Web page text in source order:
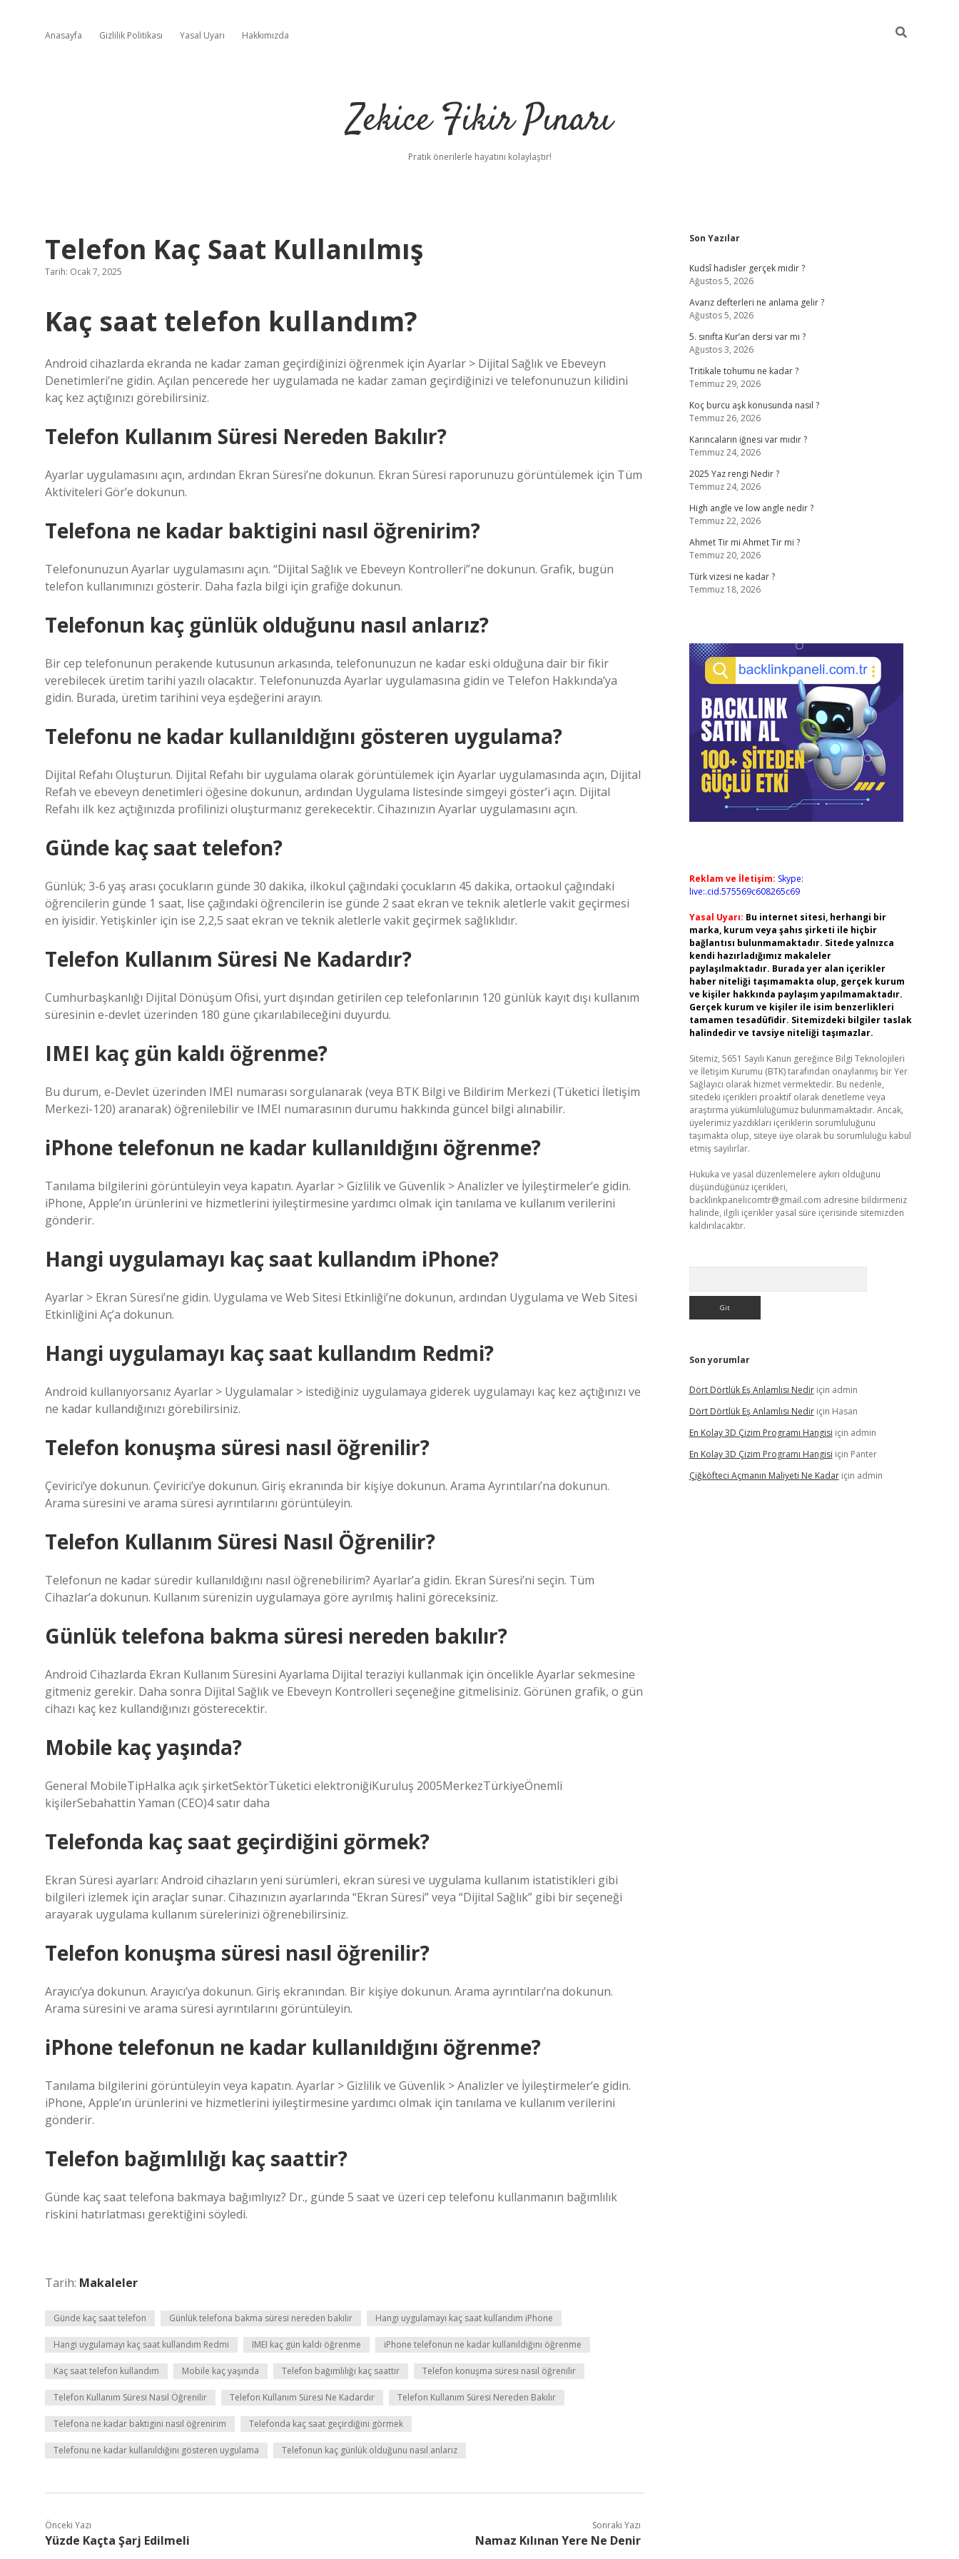
Anasayfa Gizlilik Politikası Yasal Uyarı Hakkımızda
Zekice Fikir Pınarı
Pratik önerilerle hayatını kolaylaştır!
Telefon Kaç Saat Kullanılmış
Tarih: Ocak 7, 2025
Kaç saat telefon kullandım?
Android cihazlarda ekranda ne kadar zaman geçirdiğinizi öğrenmek için Ayarlar > Dijital Sağlık ve Ebeveyn
Denetimleri’ne gidin. Açılan pencerede her uygulamada ne kadar zaman geçirdiğinizi ve telefonunuzun kilidini
kaç kez açtığınızı görebilirsiniz.
Telefon Kullanım Süresi Nereden Bakılır?
Ayarlar uygulamasını açın, ardından Ekran Süresi’ne dokunun. Ekran Süresi raporunuzu görüntülemek için Tüm
Aktiviteleri Gör’e dokunun.
Telefona ne kadar baktigini nasıl öğrenirim?
Telefonunuzun Ayarlar uygulamasını açın. “Dijital Sağlık ve Ebeveyn Kontrolleri”ne dokunun. Grafik, bugün
telefon kullanımınızı gösterir. Daha fazla bilgi için grafiğe dokunun.
Telefonun kaç günlük olduğunu nasıl anlarız?
Bir cep telefonunun perakende kutusunun arkasında, telefonunuzun ne kadar eski olduğuna dair bir fikir
verebilecek üretim tarihi yazılı olacaktır. Telefonunuzda Ayarlar uygulamasına gidin ve Telefon Hakkında’ya
gidin. Burada, üretim tarihini veya eşdeğerini arayın.
Telefonu ne kadar kullanıldığını gösteren uygulama?
Dijital Refahı Oluşturun. Dijital Refahı bir uygulama olarak görüntülemek için Ayarlar uygulamasında açın, Dijital
Refah ve ebeveyn denetimleri öğesine dokunun, ardından Uygulama listesinde simgeyi göster’i açın. Dijital
Refahı ilk kez açtığınızda profilinizi oluşturmanız gerekecektir. Cihazınızın Ayarlar uygulamasını açın.
Günde kaç saat telefon?
Günlük; 3-6 yaş arası çocukların günde 30 dakika, ilkokul çağındaki çocukların 45 dakika, ortaokul çağındaki
öğrencilerin günde 1 saat, lise çağındaki öğrencilerin ise günde 2 saat ekran ve teknik aletlerle vakit geçirmesi
en iyisidir. Yetişkinler için ise 2,2,5 saat ekran ve teknik aletlerle vakit geçirmek sağlıklıdır.
Telefon Kullanım Süresi Ne Kadardır?
Cumhurbaşkanlığı Dijital Dönüşüm Ofisi, yurt dışından getirilen cep telefonlarının 120 günlük kayıt dışı kullanım
süresinin e-devlet üzerinden 180 güne çıkarılabileceğini duyurdu.
IMEI kaç gün kaldı öğrenme?
Bu durum, e-Devlet üzerinden IMEI numarası sorgulanarak (veya BTK Bilgi ve Bildirim Merkezi (Tüketici İletişim
Merkezi-120) aranarak) öğrenilebilir ve IMEI numarasının durumu hakkında güncel bilgi alınabilir.
iPhone telefonun ne kadar kullanıldığını öğrenme?
Tanılama bilgilerini görüntüleyin veya kapatın. Ayarlar > Gizlilik ve Güvenlik > Analizler ve İyileştirmeler’e gidin.
iPhone, Apple’ın ürünlerini ve hizmetlerini iyileştirmesine yardımcı olmak için tanılama ve kullanım verilerini
gönderir.
Hangi uygulamayı kaç saat kullandım iPhone?
Ayarlar > Ekran Süresi’ne gidin. Uygulama ve Web Sitesi Etkinliği’ne dokunun, ardından Uygulama ve Web Sitesi
Etkinliğini Aç’a dokunun.
Hangi uygulamayı kaç saat kullandım Redmi?
Android kullanıyorsanız Ayarlar > Uygulamalar > istediğiniz uygulamaya giderek uygulamayı kaç kez açtığınızı ve
ne kadar kullandığınızı görebilirsiniz.
Telefon konuşma süresi nasıl öğrenilir?
Çevirici’ye dokunun. Çevirici’ye dokunun. Giriş ekranında bir kişiye dokunun. Arama Ayrıntıları’na dokunun.
Arama süresini ve arama süresi ayrıntılarını görüntüleyin.
Telefon Kullanım Süresi Nasıl Öğrenilir?
Telefonun ne kadar süredir kullanıldığını nasıl öğrenebilirim? Ayarlar’a gidin. Ekran Süresi’ni seçin. Tüm
Cihazlar’a dokunun. Kullanım sürenizin uygulamaya göre ayrılmış halini göreceksiniz.
Günlük telefona bakma süresi nereden bakılır?
Android Cihazlarda Ekran Kullanım Süresini Ayarlama Dijital teraziyi kullanmak için öncelikle Ayarlar sekmesine
gitmeniz gerekir. Daha sonra Dijital Sağlık ve Ebeveyn Kontrolleri seçeneğine gitmelisiniz. Görünen grafik, o gün
cihazı kaç kez kullandığınızı gösterecektir.
Mobile kaç yaşında?
General MobileTipHalka açık şirketSektörTüketici elektroniğiKuruluş 2005MerkezTürkiyeÖnemli
kişilerSebahattin Yaman (CEO)4 satır daha
Telefonda kaç saat geçirdiğini görmek?
Ekran Süresi ayarları: Android cihazların yeni sürümleri, ekran süresi ve uygulama kullanım istatistikleri gibi
bilgileri izlemek için araçlar sunar. Cihazınızın ayarlarında “Ekran Süresi” veya “Dijital Sağlık” gibi bir seçeneği
arayarak uygulama kullanım sürelerinizi öğrenebilirsiniz.
Telefon konuşma süresi nasıl öğrenilir?
Arayıcı’ya dokunun. Arayıcı’ya dokunun. Giriş ekranından. Bir kişiye dokunun. Arama ayrıntıları’na dokunun.
Arama süresini ve arama süresi ayrıntılarını görüntüleyin.
iPhone telefonun ne kadar kullanıldığını öğrenme?
Tanılama bilgilerini görüntüleyin veya kapatın. Ayarlar > Gizlilik ve Güvenlik > Analizler ve İyileştirmeler’e gidin.
iPhone, Apple’ın ürünlerini ve hizmetlerini iyileştirmesine yardımcı olmak için tanılama ve kullanım verilerini
gönderir.
Telefon bağımlılığı kaç saattir?
Günde kaç saat telefona bakmaya bağımlıyız? Dr., günde 5 saat ve üzeri cep telefonu kullanmanın bağımlılık
riskini hatırlatması gerektiğini söyledi.
Tarih: Makaleler
Günde kaç saat telefon Günlük telefona bakma süresi nereden bakılır Hangi uygulamayı kaç saat kullandım iPhone
Hangi uygulamayı kaç saat kullandım Redmi IMEI kaç gün kaldı öğrenme iPhone telefonun ne kadar kullanıldığını öğrenme
Kaç saat telefon kullandım Mobile kaç yaşında Telefon bağımlılığı kaç saattir Telefon konuşma süresi nasıl öğrenilir
Telefon Kullanım Süresi Nasıl Öğrenilir Telefon Kullanım Süresi Ne Kadardır Telefon Kullanım Süresi Nereden Bakılır
Telefona ne kadar baktigini nasıl öğrenirim Telefonda kaç saat geçirdiğini görmek
Telefonu ne kadar kullanıldığını gösteren uygulama Telefonun kaç günlük olduğunu nasıl anlarız
Önceki Yazı
Yüzde Kaçta Şarj Edilmeli
Sonraki Yazı
Namaz Kılınan Yere Ne Denir
Sidebar
Son Yazılar
Kudsî hadisler gerçek midir ?
Ağustos 5, 2026
Avarız defterleri ne anlama gelir ?
Ağustos 5, 2026
5. sınıfta Kur’an dersi var mı ?
Ağustos 3, 2026
Tritikale tohumu ne kadar ?
Temmuz 29, 2026
Koç burcu aşk konusunda nasıl ?
Temmuz 26, 2026
Karıncaların iğnesi var mıdır ?
Temmuz 24, 2026
2025 Yaz rengi Nedir ?
Temmuz 24, 2026
High angle ve low angle nedir ?
Temmuz 22, 2026
Ahmet Tir mi Ahmet Tir mi ?
Temmuz 20, 2026
Türk vizesi ne kadar ?
Temmuz 18, 2026
Reklam ve İletişim: Skype:
live:.cid.575569c608265c69
Yasal Uyarı: Bu internet sitesi, herhangi bir
marka, kurum veya şahıs şirketi ile hiçbir
bağlantısı bulunmamaktadır. Sitede yalnızca
kendi hazırladığımız makaleler
paylaşılmaktadır. Burada yer alan içerikler
haber niteliği taşımamakta olup, gerçek kurum
ve kişiler hakkında paylaşım yapılmamaktadır.
Gerçek kurum ve kişiler ile isim benzerlikleri
tamamen tesadüfidir. Sitemizdeki bilgiler taslak
halindedir ve tavsiye niteliği taşımazlar.
Sitemiz, 5651 Sayılı Kanun gereğince Bilgi Teknolojileri
ve İletişim Kurumu (BTK) tarafından onaylanmış bir Yer
Sağlayıcı olarak hizmet vermektedir. Bu nedenle,
sitedeki içerikleri proaktif olarak denetleme veya
araştırma yükümlülüğümüz bulunmamaktadır. Ancak,
üyelerimiz yazdıkları içeriklerin sorumluluğunu
taşımakta olup, siteye üye olarak bu sorumluluğu kabul
etmiş sayılırlar.
Hukuka ve yasal düzenlemelere aykırı olduğunu
düşündüğünüz içerikleri,
backlinkpanelicomtr@gmail.com adresine bildirmeniz
halinde, ilgili içerikler yasal süre içerisinde sitemizden
kaldırılacaktır.
Son yorumlar
Dört Dörtlük Eş Anlamlısı Nediriçin admin
Dört Dörtlük Eş Anlamlısı Nediriçin Hasan
En Kolay 3D Çizim Programı Hangisi için admin
En Kolay 3D Çizim Programı Hangisi için Panter
Çiğköfteci Açmanın Maliyeti Ne Kadariçin admin